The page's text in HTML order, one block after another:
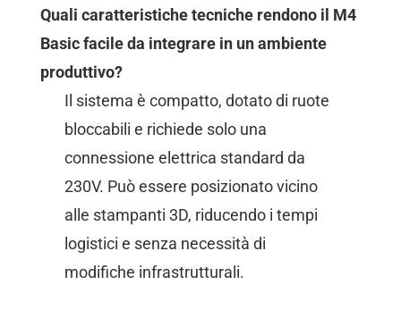
Quali caratteristiche tecniche rendono il M4
Basic facile da integrare in un ambiente
produttivo?
Il sistema è compatto, dotato di ruote
bloccabili e richiede solo una
connessione elettrica standard da
230V. Può essere posizionato vicino
alle stampanti 3D, riducendo i tempi
logistici e senza necessità di
modifiche infrastrutturali.